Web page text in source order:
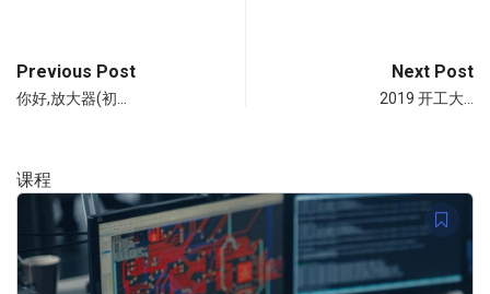
Previous Post
你好,放大器(初…
Next Post
2019 开工大…
课程